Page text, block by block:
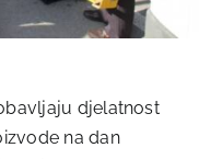
djelatnost
na dan